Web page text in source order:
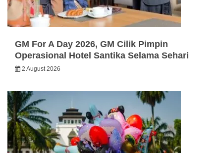
GM For A Day 2026, GM Cilik Pimpin
Operasional Hotel Santika Selama Sehari
2 August 2026